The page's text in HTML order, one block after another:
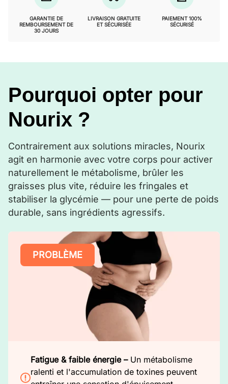
GARANTIE DE
REMBOURSEMENT DE
30 JOURS
LIVRAISON GRATUITE
ET SÉCURISÉE
PAIEMENT 100%
SÉCURISÉ
Pourquoi opter pour
Nourix ?
Contrairement aux solutions miracles, Nourix
agit en harmonie avec votre corps pour activer
naturellement le métabolisme, brûler les
graisses plus vite, réduire les fringales et
stabiliser la glycémie — pour une perte de poids
durable, sans ingrédients agressifs.
PROBLÈME
Fatigue & faible énergie –Un métabolisme
ralenti et l'accumulation de toxines peuvent